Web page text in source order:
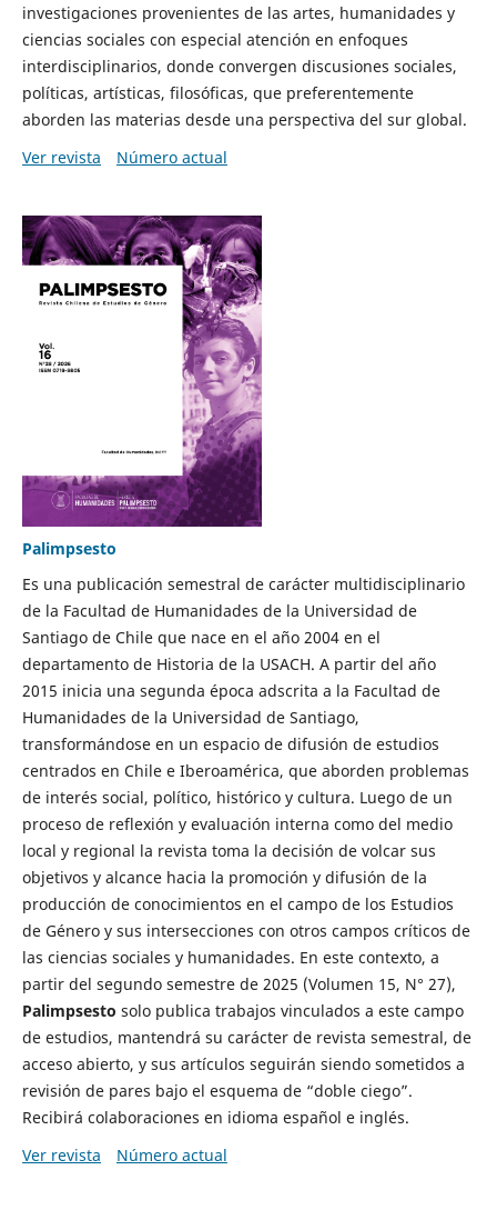
investigaciones provenientes de las artes, humanidades y
ciencias sociales con especial atención en enfoques
interdisciplinarios, donde convergen discusiones sociales,
políticas, artísticas, filosóficas, que preferentemente
aborden las materias desde una perspectiva del sur global.
Ver revista
Número actual
Palimpsesto
Es una publicación semestral de carácter multidisciplinario
de la Facultad de Humanidades de la Universidad de
Santiago de Chile que nace en el año 2004 en el
departamento de Historia de la USACH. A partir del año
2015 inicia una segunda época adscrita a la Facultad de
Humanidades de la Universidad de Santiago,
transformándose en un espacio de difusión de estudios
centrados en Chile e Iberoamérica, que aborden problemas
de interés social, político, histórico y cultura. Luego de un
proceso de reflexión y evaluación interna como del medio
local y regional la revista toma la decisión de volcar sus
objetivos y alcance hacia la promoción y difusión de la
producción de conocimientos en el campo de los Estudios
de Género y sus intersecciones con otros campos críticos de
las ciencias sociales y humanidades. En este contexto, a
partir del segundo semestre de 2025 (Volumen 15, N° 27),
Palimpsesto solo publica trabajos vinculados a este campo
de estudios, mantendrá su carácter de revista semestral, de
acceso abierto, y sus artículos seguirán siendo sometidos a
revisión de pares bajo el esquema de “doble ciego”.
Recibirá colaboraciones en idioma español e inglés.
Ver revista
Número actual